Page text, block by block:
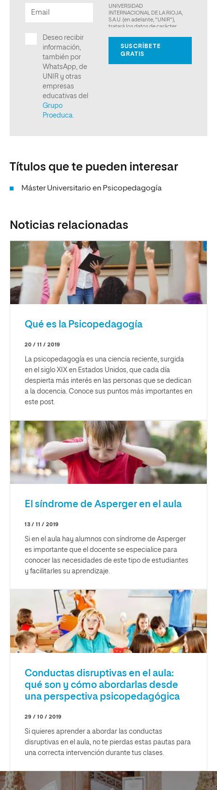
Títulos que te pueden interesar
Máster Universitario en Psicopedagogía
Noticias relacionadas
Qué es la Psicopedagogía
20 / 11 / 2019
La psicopedagogía es una ciencia reciente, surgida
en el siglo XIX en Estados Unidos, que cada día
despierta más interés en las personas que se dedican
a la docencia. Conoce sus puntos más importantes en
este post.
El síndrome de Asperger en el aula
13 / 11 / 2019
Si en el aula hay alumnos con síndrome de Asperger
es importante que el docente se especialice para
conocer las necesidades de este tipo de estudiantes
y facilitarles su aprendizaje.
Conductas disruptivas en el aula:
qué son y cómo abordarlas desde
una perspectiva psicopedagógica
29 / 10 / 2019
Si quieres aprender a abordar las conductas
disruptivas en el aula, no te pierdas estas pautas para
una correcta intervención durante tus clases.